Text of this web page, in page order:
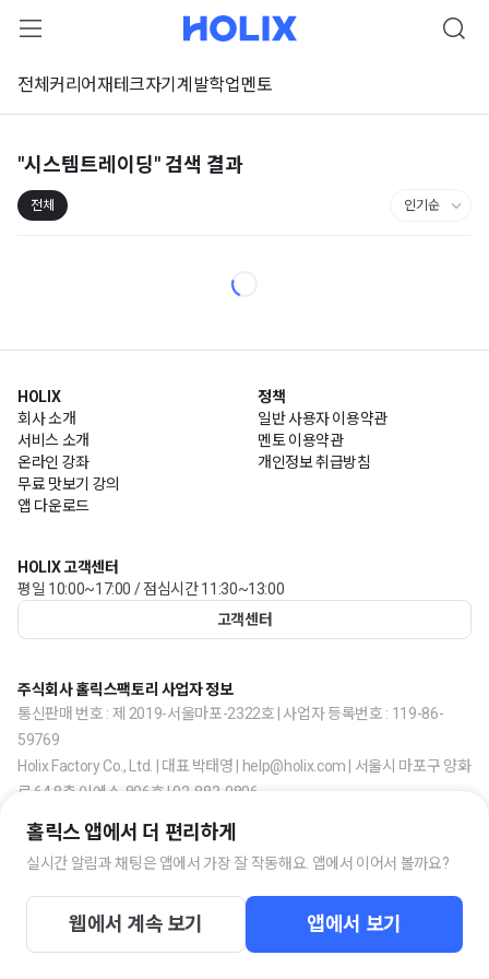
전체 커리어재테크자기계발학업멘토
"시스템트레이딩" 검색 결과
전체
HOLIX
회사 소개
서비스 소개
온라인 강좌
무료 맛보기 강의
앱 다운로드
정책
일반 사용자 이용약관
멘토 이용약관
개인정보 취급방침
HOLIX 고객센터
평일 10:00~17:00 / 점심시간 11:30~13:00
고객센터
주식회사 홀릭스팩토리 사업자 정보
통신판매 번호 : 제 2019-서울마포-2322호 | 사업자 등록번호 : 119-86-
59769
Holix Factory Co., Ltd. | 대표 박태영 | help@holix.com | 서울시 마포구 양화
로 64 8층 이에스-806호 | 02-883-0806
홀릭스 앱에서 더 편리하게
실시간 알림과 채팅은 앱에서 가장 잘 작동해요. 앱에서 이어서 볼까요?
웹에서 계속 보기 앱에서 보기